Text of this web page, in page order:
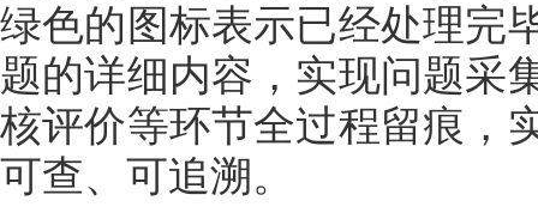
绿色的图标表示已经处理完
题的详细内容，实现问题采
核评价等环节全过程留痕，
可查、可追溯。